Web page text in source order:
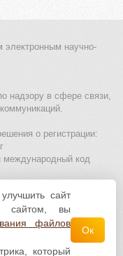
электронным научно-
надзору в сфере связи,
о регистрации:
международный код
для детей
Политика обработки и
лицензии Creative
сайт
сайтом, вы
файлов
который
Ок